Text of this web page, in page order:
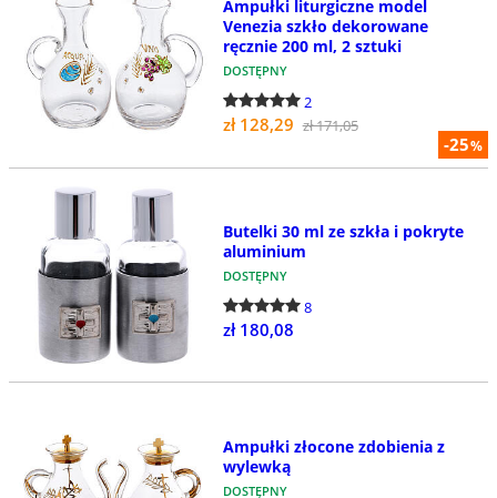
-25%
Ampułki liturgiczne model
Venezia szkło dekorowane
ręcznie 200 ml, 2 sztuki
DOSTĘPNY
2
zł 128,29 zł 171,05
Butelki 30 ml ze szkła i pokryte
aluminium
DOSTĘPNY
8
zł 180,08
Ampułki złocone zdobienia z
wylewką
DOSTĘPNY